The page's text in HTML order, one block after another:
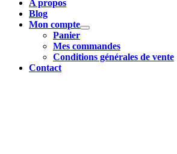
A propos
Blog
Mon compte
Panier
Mes commandes
Conditions générales de vente
Contact